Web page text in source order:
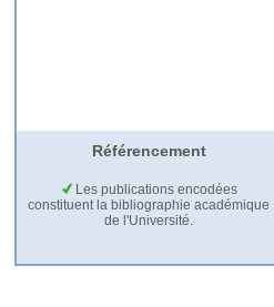
Référencement
Les publications encodées
constituent la bibliographie académique
de l'Université.